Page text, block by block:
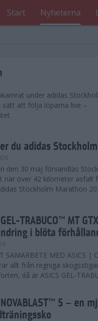
Start Nyheterna
under adidas
sätt att följa löparna live –
du adidas
den 30 maj förvandlas
när över 42 kilometer asfalt
Stockholm Marathon
GEL-TRABUCO™ MT
i blöta
SAMARBETE MED ASICS
allt från regniga
då är ASICS GEL-
NOVABLAST™ 5 – en